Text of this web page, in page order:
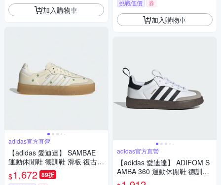
加入購物車
adidas官方直營
【adidas 愛迪達】 SAMBAE
運動休閒鞋 德訓鞋 滑板 復古
女鞋 - Originals JS3953
$1,672 89折
挑戰低價
券
加入購物車
adidas官方直營
【adidas 愛迪達】 ADIFOM S
AMBA 360 運動休閒鞋 德訓鞋
滑板 復古 童鞋 - Originals IH3